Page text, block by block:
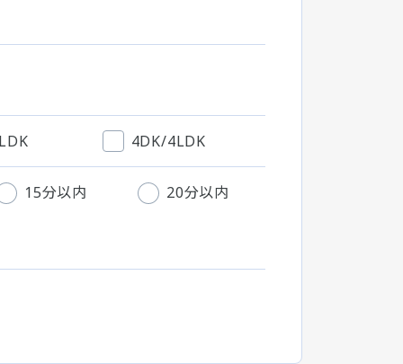
4DK/4LDK
15分以内 20分以内